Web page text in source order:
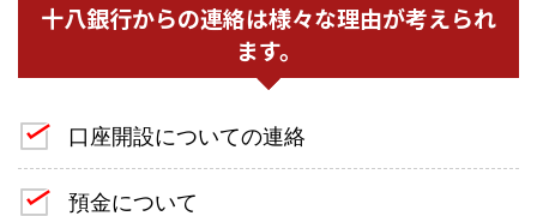
十八銀行からの連絡は様々な理由が考えられ
ます。
口座開設についての連絡
預金について